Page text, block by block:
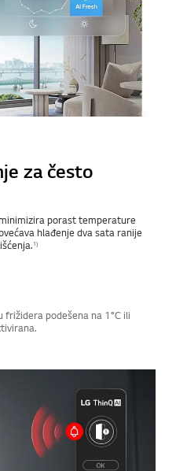
za često
porast temperature
hlađenje dva sata ranije
podešena na 1°C ili